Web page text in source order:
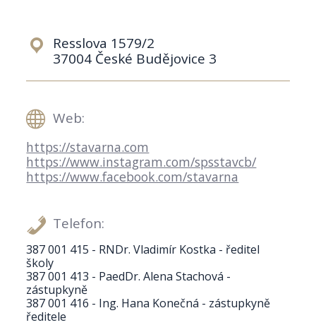
Resslova 1579/2
37004 České Budějovice 3
Web:
https://stavarna.com
https://www.instagram.com/spsstavcb/
https://www.facebook.com/stavarna
Telefon:
387 001 415 - RNDr. Vladimír Kostka - ředitel
školy
387 001 413 - PaedDr. Alena Stachová -
zástupkyně
387 001 416 - Ing. Hana Konečná - zástupkyně
ředitele